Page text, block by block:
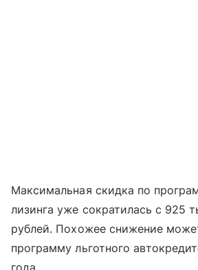
Максимальная скидка по
лизинга уже сократилась с 925
рублей. Похожее снижение
программу льготного
года.